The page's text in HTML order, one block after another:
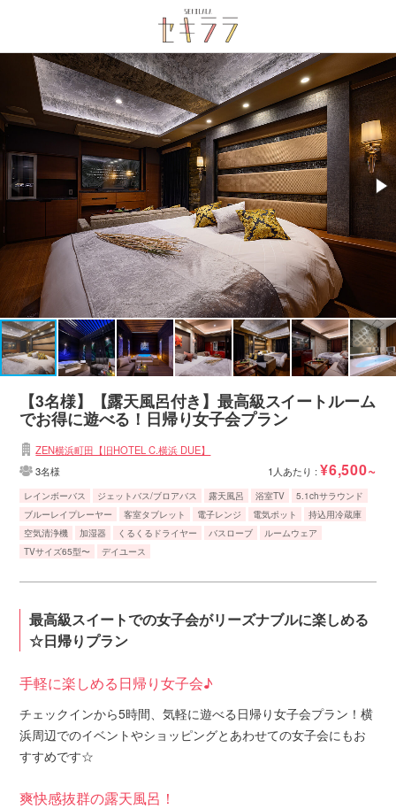
【3名様】【露天風呂付き】最高級スイートルーム
でお得に遊べる！日帰り女子会プラン
ZEN横浜町田【旧HOTEL C.横浜 DUE】
3名様
1人あたり :¥6,500~
レインボーバス ジェットバス/ブロアバス 露天風呂 浴室TV
5.1chサラウンド
ブルーレイプレーヤー
客室タブレット 電子レンジ 電気ポット
持込用冷蔵庫
空気清浄機
加湿器 くるくるドライヤー バスローブ
ルームウェア
TVサイズ65型〜
デイユース
最高級スイートでの女子会がリーズナブルに楽しめる
☆日帰りプラン
手軽に楽しめる日帰り女子会♪
チェックインから5時間、気軽に遊べる日帰り女子会プラン！横
浜周辺でのイベントやショッピングとあわせての女子会にもお
すすめです☆
爽快感抜群の露天風呂！